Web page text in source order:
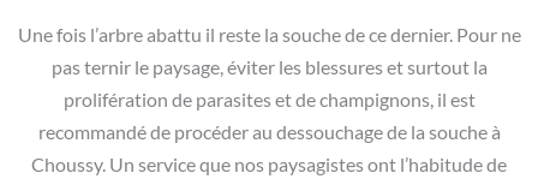
Une fois l’arbre abattu il reste la souche de ce dernier. Pour ne
pas ternir le paysage, éviter les blessures et surtout la
prolifération de parasites et de champignons, il est
recommandé de procéder au dessouchage de la souche à
Choussy. Un service que nos paysagistes ont l’habitude de